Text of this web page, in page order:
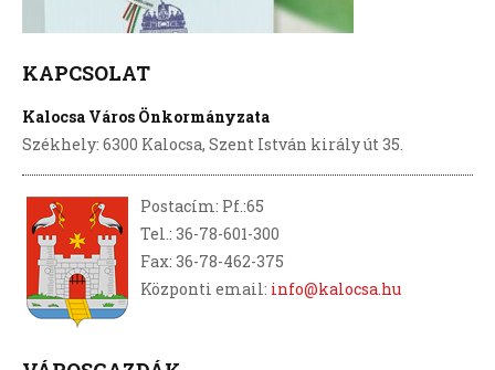
KAPCSOLAT
Kalocsa Város Önkormányzata
Székhely: 6300 Kalocsa, Szent István király út 35.
Postacím: Pf.:65
Tel.: 36-78-601-300
Fax: 36-78-462-375
Központi email: info@kalocsa.hu